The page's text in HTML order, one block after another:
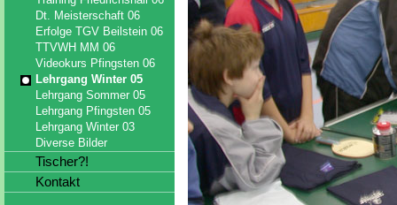
Dt. Meisterschaft 06
Erfolge TGV Beilstein 06
TTVWH MM 06
Videokurs Pfingsten 06
Lehrgang Winter 05
Lehrgang Sommer 05
Lehrgang Pfingsten 05
Lehrgang Winter 03
Diverse Bilder
Tischer?!
Kontakt